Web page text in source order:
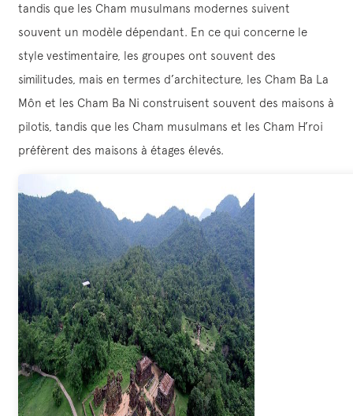
tandis que les Cham musulmans modernes suivent
souvent un modèle dépendant. En ce qui concerne le
style vestimentaire, les groupes ont souvent des
similitudes, mais en termes d’architecture, les Cham Ba La
Môn et les Cham Ba Ni construisent souvent des maisons à
pilotis, tandis que les Cham musulmans et les Cham H’roi
préfèrent des maisons à étages élevés.